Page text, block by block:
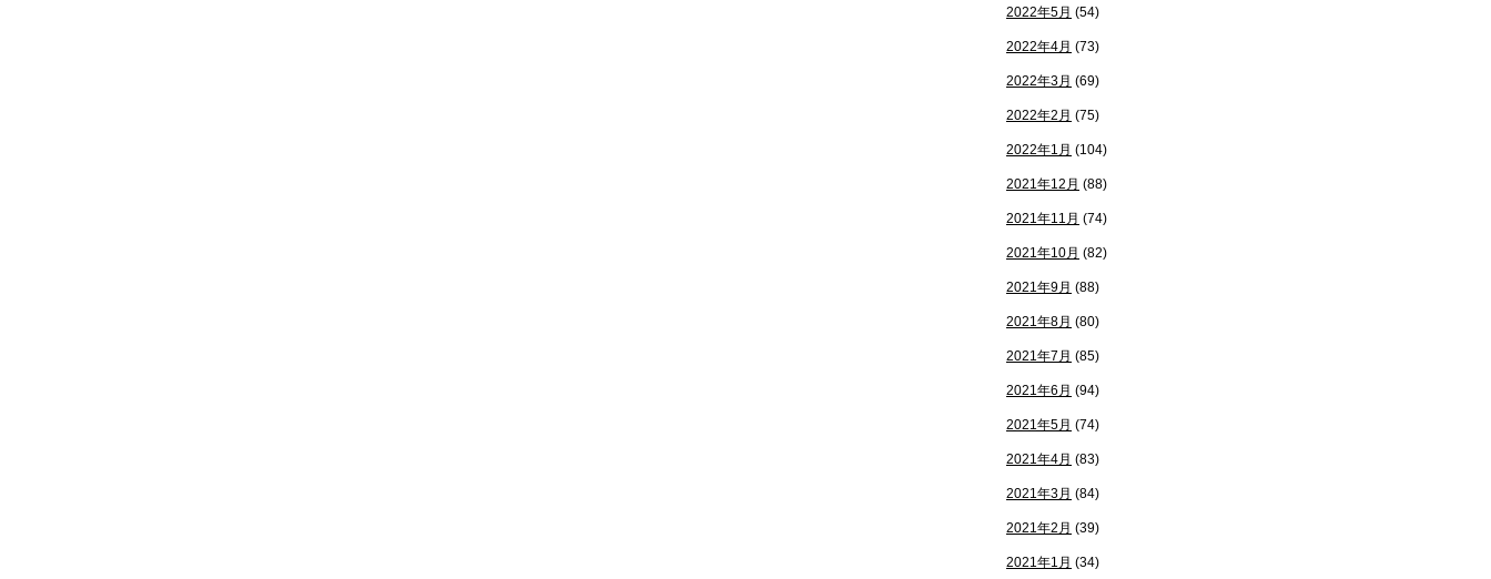
2022年5月 (54)
2022年4月 (73)
2022年3月 (69)
2022年2月 (75)
2022年1月 (104)
2021年12月 (88)
2021年11月 (74)
2021年10月 (82)
2021年9月 (88)
2021年8月 (80)
2021年7月 (85)
2021年6月 (94)
2021年5月 (74)
2021年4月 (83)
2021年3月 (84)
2021年2月 (39)
2021年1月 (34)